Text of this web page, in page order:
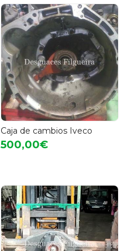
Caja de cambios Iveco
500,00€